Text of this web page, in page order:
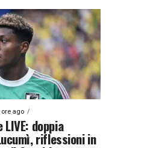
ore ago
doppia
riflessioni in